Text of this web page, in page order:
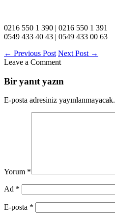
0216 550 1 390 | 0216 550 1 391
0549 433 40 43 | 0549 433 00 63
← Previous Post Next Post →
Leave a Comment
Bir yanıt yazın
E-posta adresiniz yayınlanmayacak.
Yorum *
Ad *
E-posta *